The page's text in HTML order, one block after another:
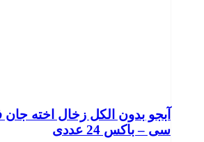
سی – باکس 24 عددی